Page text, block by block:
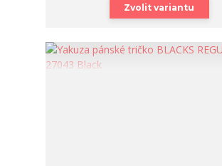
Zvolit variantu